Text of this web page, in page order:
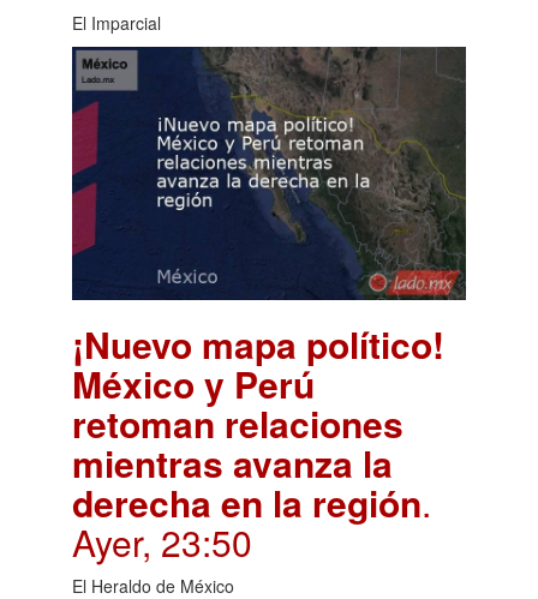
El Imparcial
¡Nuevo mapa político!
México y Perú
retoman relaciones
mientras avanza la
derecha en la región.
Ayer, 23:50
El Heraldo de México